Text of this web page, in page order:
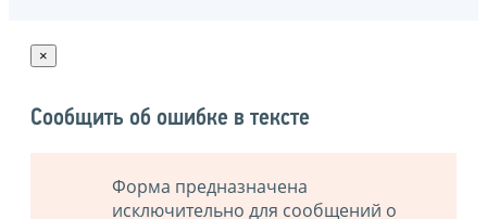
×
Сообщить об ошибке в тексте
Форма предназначена
исключительно для сообщений о